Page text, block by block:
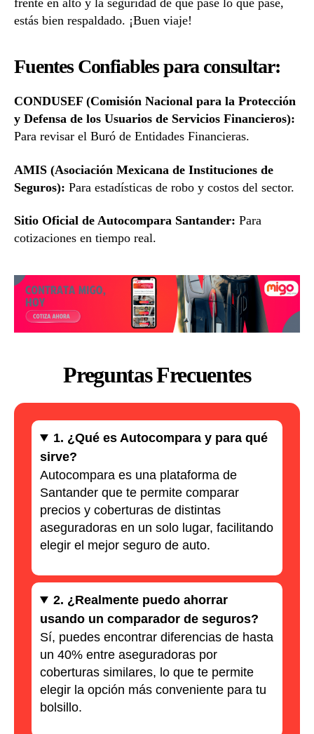
frente en alto y la seguridad de que pase lo que pase,
estás bien respaldado. ¡Buen viaje!
Fuentes Confiables para consultar:
CONDUSEF (Comisión Nacional para la Protección
y Defensa de los Usuarios de Servicios Financieros):
Para revisar el Buró de Entidades Financieras.
AMIS (Asociación Mexicana de Instituciones de
Seguros): Para estadísticas de robo y costos del sector.
Sitio Oficial de Autocompara Santander: Para
cotizaciones en tiempo real.
Preguntas Frecuentes
1. ¿Qué es Autocompara y para qué
sirve?
Autocompara es una plataforma de
Santander que te permite comparar
precios y coberturas de distintas
aseguradoras en un solo lugar, facilitando
elegir el mejor seguro de auto.
2. ¿Realmente puedo ahorrar
usando un comparador de seguros?
Sí, puedes encontrar diferencias de hasta
un 40% entre aseguradoras por
coberturas similares, lo que te permite
elegir la opción más conveniente para tu
bolsillo.